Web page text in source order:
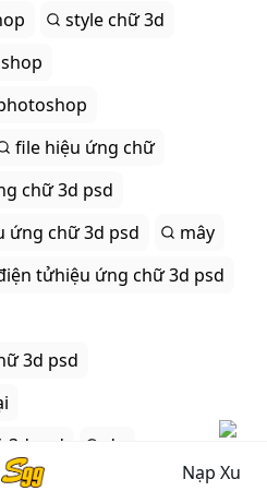
style chữ 3d
file hiệu ứng chữ
chữ 3d psd
ứng chữ 3d psd
mây
tửhiệu ứng chữ 3d psd
3d psd
3d psd
da
3d psd
Nạp Xu